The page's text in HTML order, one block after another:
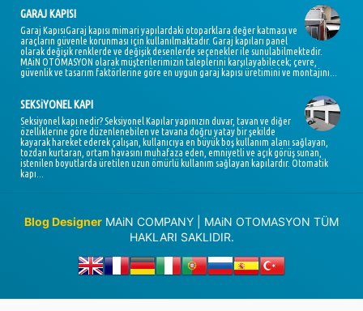
GARAJ KAPISI
Garaj KapısıGaraj kapısı mimari yapılardaki otoparklara değer katması ve
araçların güvenle korunması için kullanılmaktadır. Garaj kapıları panel
olarak değişik renklerde ve değişik desenlerde seçenekler ile sunulabilmektedir.
MAiN OTOMASYON olarak müşterilerimizin taleplerini karşılayabilecek; çevre,
güvenlik ve tasarım faktörlerine göre en uygun garaj kapısı üretimini ve montajını...
SEKSiYONEL KAPI
Seksiyonel kapı nedir? Seksiyonel Kapılar yapınızın duvar, tavan ve diğer
özelliklerine göre düzenlenebilen ve tavana doğru yatay bir şekilde
kayarak hareket ederek çalışan, kullanıcıya en büyük boş kullanım alanı sağlayan,
tozdan kurtaran, ortam havasını muhafaza eden, emniyetli ve açık görüş sunan,
istenilen boyutlarda üretilen uzun ömürlü kullanım sağlayan kapılardır. Otomatik
kapı...
Blog Designer MAiN COMPANY | MAiN OTOMASYON TÜM
HAKLARI SAKLIDIR.